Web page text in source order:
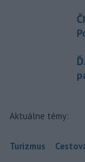
Aktuálne témy:
Turizmus